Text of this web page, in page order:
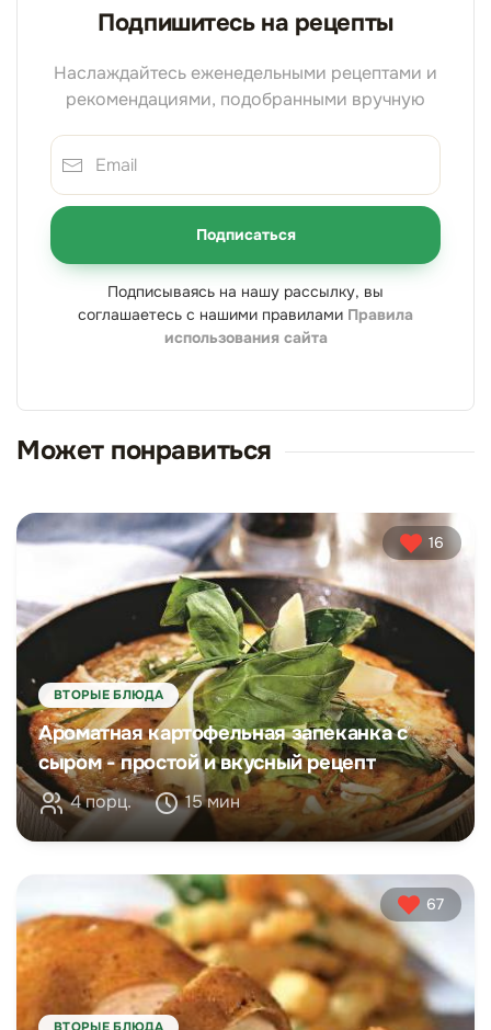
Подпишитесь на рецепты
Наслаждайтесь еженедельными рецептами и
рекомендациями, подобранными вручную
Подписаться
Подписываясь на нашу рассылку, вы
соглашаетесь с нашими правилами Правила
использования сайта
Может понравиться
16
ВТОРЫЕ БЛЮДА
Ароматная картофельная запеканка с
сыром - простой и вкусный рецепт
4 порц. 15 мин
67